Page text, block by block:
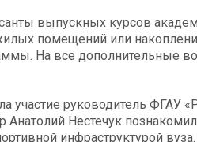
выпускных курсов
помещений или
На все дополнительные
участие руководитель
Анатолий Нестечук
инфраструктурой